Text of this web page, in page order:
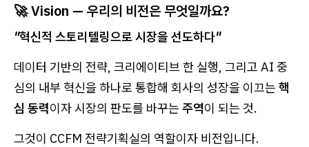
🚀 Vision — 우리의 비전은 무엇일까요?
"혁신적 스토리텔링으로 시장을 선도하다"
데이터 기반의 전략, 크리에이티브 한 실행, 그리고 AI 중
심의 내부 혁신을 하나로 통합해 회사의 성장을 이끄는 핵
심 동력이자 시장의 판도를 바꾸는 주역이 되는 것.
그것이 CCFM 전략기획실의 역할이자 비전입니다.